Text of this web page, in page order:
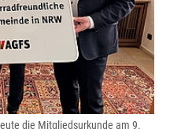
die Mitgliedsurkunde am 9.